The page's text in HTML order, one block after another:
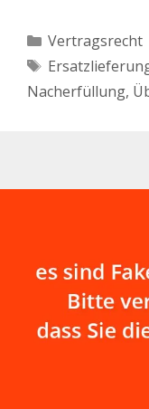
Kategorien
Vertragsrecht
Schlagwörter
Nacherfüllung,